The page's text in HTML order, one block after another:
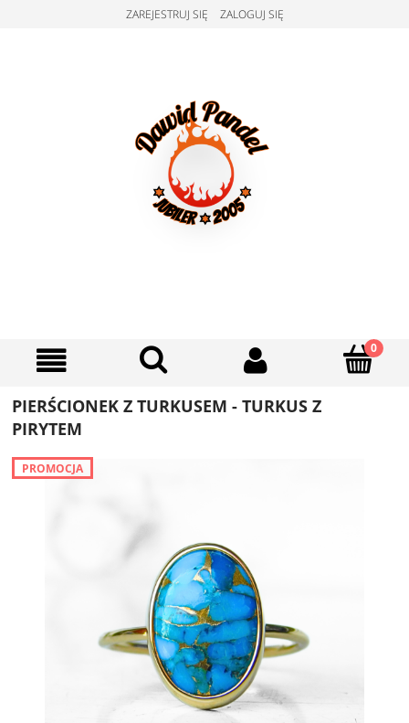
ZAREJESTRUJ SIĘ ZALOGUJ SIĘ
PIERŚCIONEK Z TURKUSEM - TURKUS Z
PIRYTEM
PROMOCJA